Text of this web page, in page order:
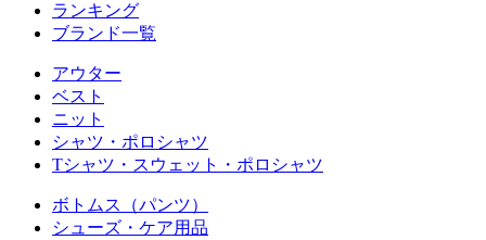
ランキング
ブランド一覧
アウター
ベスト
ニット
シャツ・ポロシャツ
Tシャツ・スウェット・ポロシャツ
ボトムス（パンツ）
シューズ・ケア用品